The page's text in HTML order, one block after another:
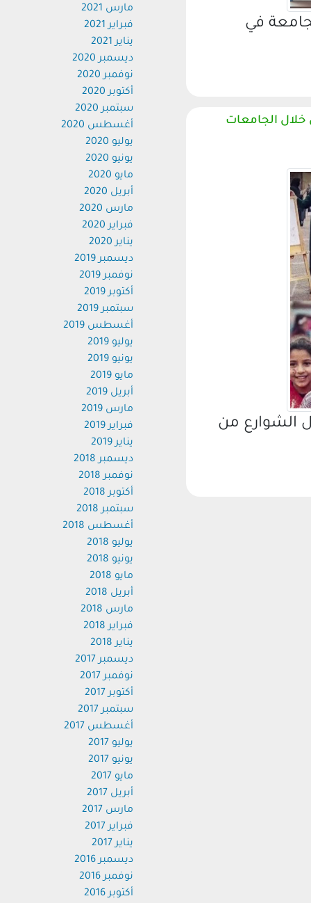
في
الجامعات
من
مارس 2021
فبراير 2021
يناير 2021
ديسمبر 2020
نوفمبر 2020
أكتوبر 2020
سبتمبر 2020
أغسطس 2020
يوليو 2020
يونيو 2020
مايو 2020
أبريل 2020
مارس 2020
فبراير 2020
يناير 2020
ديسمبر 2019
نوفمبر 2019
أكتوبر 2019
سبتمبر 2019
أغسطس 2019
يوليو 2019
يونيو 2019
مايو 2019
أبريل 2019
مارس 2019
فبراير 2019
يناير 2019
ديسمبر 2018
نوفمبر 2018
أكتوبر 2018
سبتمبر 2018
أغسطس 2018
يوليو 2018
يونيو 2018
مايو 2018
أبريل 2018
مارس 2018
فبراير 2018
يناير 2018
ديسمبر 2017
نوفمبر 2017
أكتوبر 2017
سبتمبر 2017
أغسطس 2017
يوليو 2017
يونيو 2017
مايو 2017
أبريل 2017
مارس 2017
فبراير 2017
يناير 2017
ديسمبر 2016
نوفمبر 2016
أكتوبر 2016